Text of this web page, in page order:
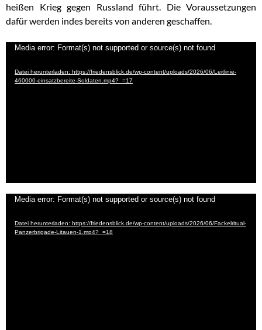
heißen Krieg gegen Russland führt. Die Voraussetzungen
dafür werden indes bereits von anderen geschaffen.
Video-
Media error: Format(s) not supported or source(s) not found
Datei herunterladen: https://friedensblick.de/wp-content/uploads/2026/06/Leitlinie-
460000-einsatzbereite-Soldaten.mp4?_=17
Video-
Media error: Format(s) not supported or source(s) not found
Datei herunterladen: https://friedensblick.de/wp-content/uploads/2026/06/Fackelritual-
Panzerbrigade-Litauen-1.mp4?_=18